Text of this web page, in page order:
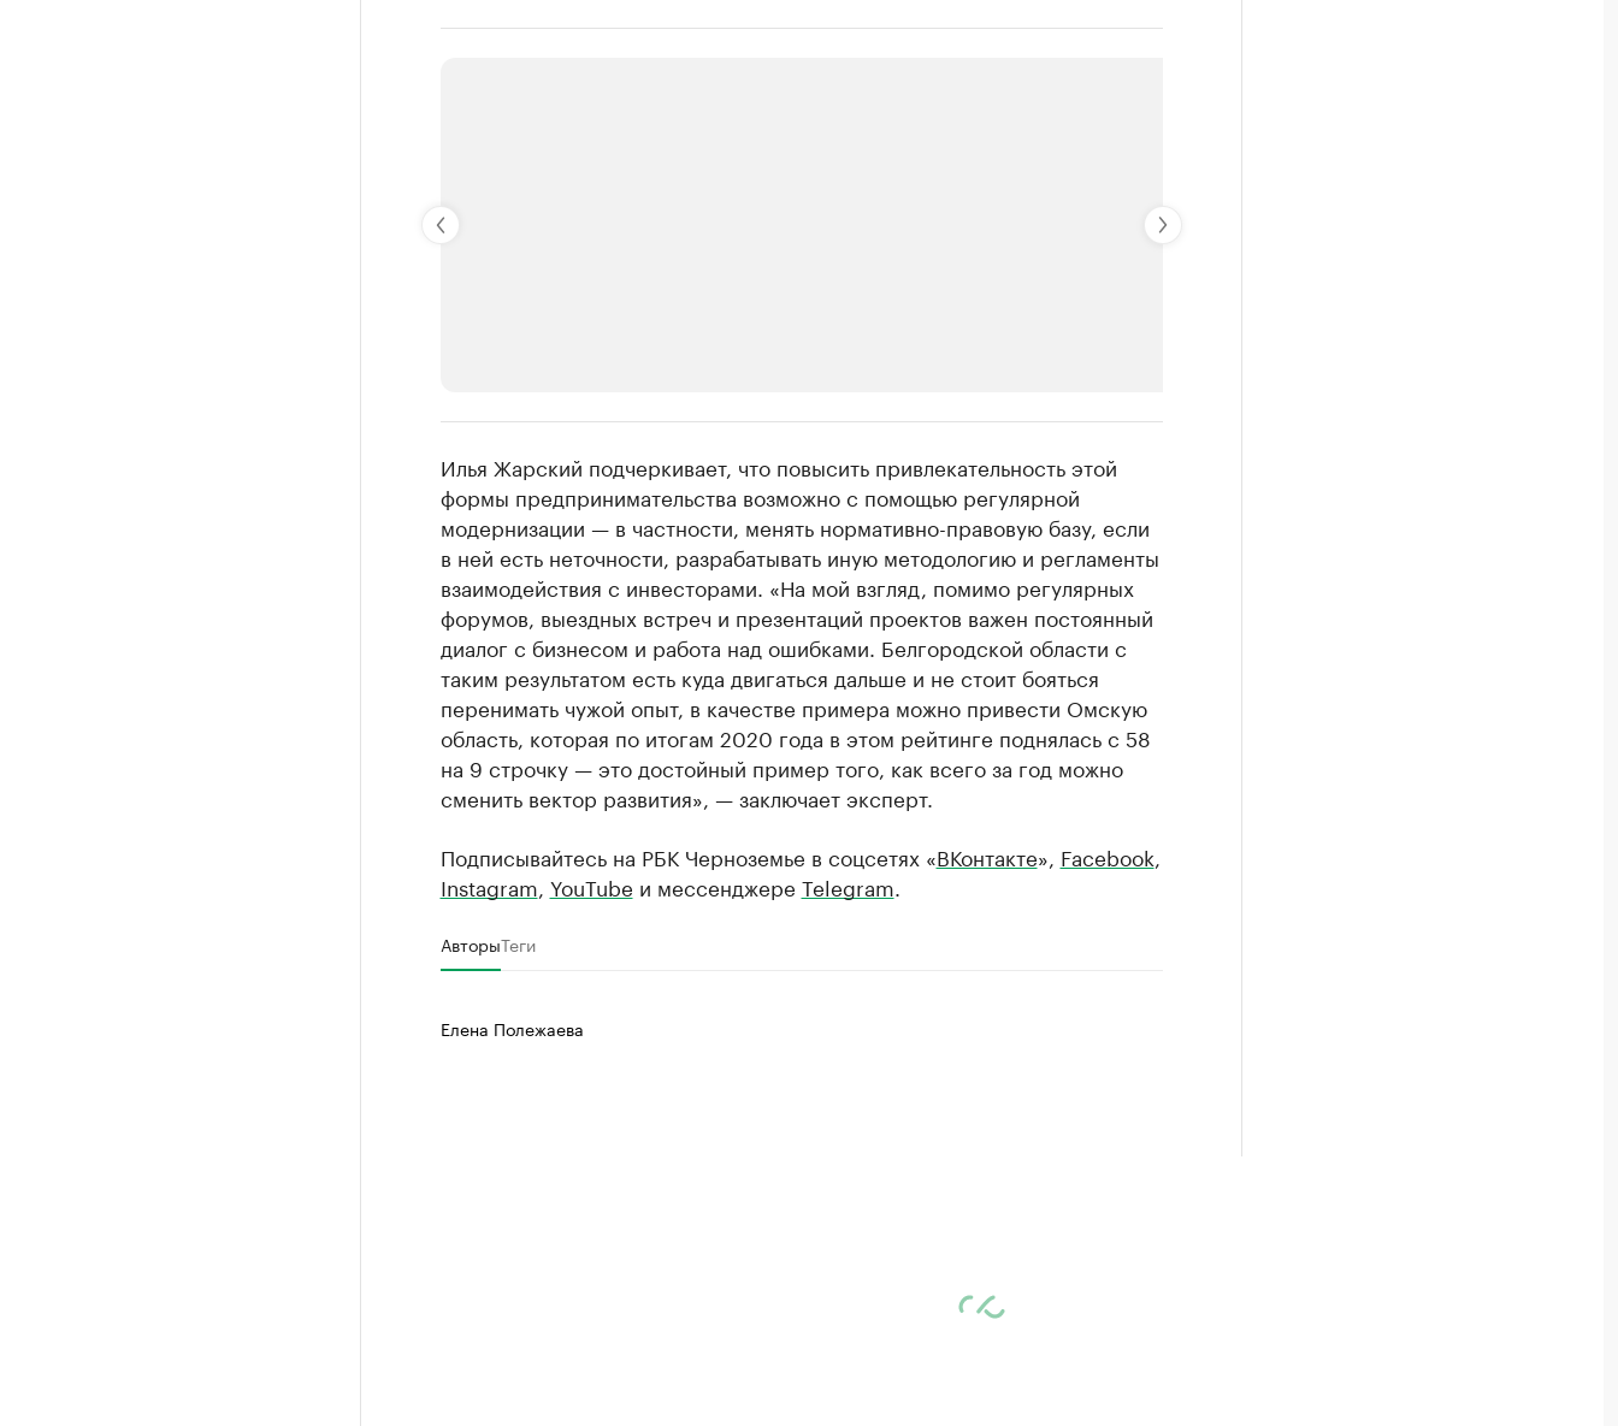
Делитесь новостями бизнеса на РБК
Управляйте страницей компании и развивайте личные бренды спикеров бизнеса
Илья Жарский подчеркивает, что повысить привлекательность этой
формы предпринимательства возможно с помощью регулярной
модернизации — в частности, менять нормативно-правовую базу, если
в ней есть неточности, разрабатывать иную методологию и регламенты
взаимодействия с инвесторами. «На мой взгляд, помимо регулярных
форумов, выездных встреч и презентаций проектов важен постоянный
диалог с бизнесом и работа над ошибками. Белгородской области с
таким результатом есть куда двигаться дальше и не стоит бояться
перенимать чужой опыт, в качестве примера можно привести Омскую
область, которая по итогам 2020 года в этом рейтинге поднялась с 58
на 9 строчку — это достойный пример того, как всего за год можно
сменить вектор развития», — заключает эксперт.
Подписывайтесь на РБК Черноземье в соцсетях «ВКонтакте», Facebook
Instagram YouTube и мессенджере Telegram
АвторыТеги
Елена Полежаева